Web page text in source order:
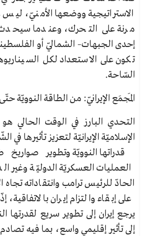
الاستراتيجية ووضعها الأمنيّ،
مرنة على التحرك، وعندما
إحدى الجبهات– الشماليّ أو
تكون على الاستعداد لكل
السّاحة.
المَجمَع الإيرانيّ: من الطاقة النوويّة
التحدي البارز في الوقت الحالي
الإسلاميّة الإيرانيّة لتعزيز تأثيرها في
قدراتها النوويّة وتطوير
العمليات العسكريّة الدوليّة وغير
الحادّ للرئيس ترامب وانتقاداته تجاه
على إبقاء والتزام إيران
يرجع إيران إلى تطوير سريع لقدرتها
إلى تأثير إقليمي واسع، بما فيه